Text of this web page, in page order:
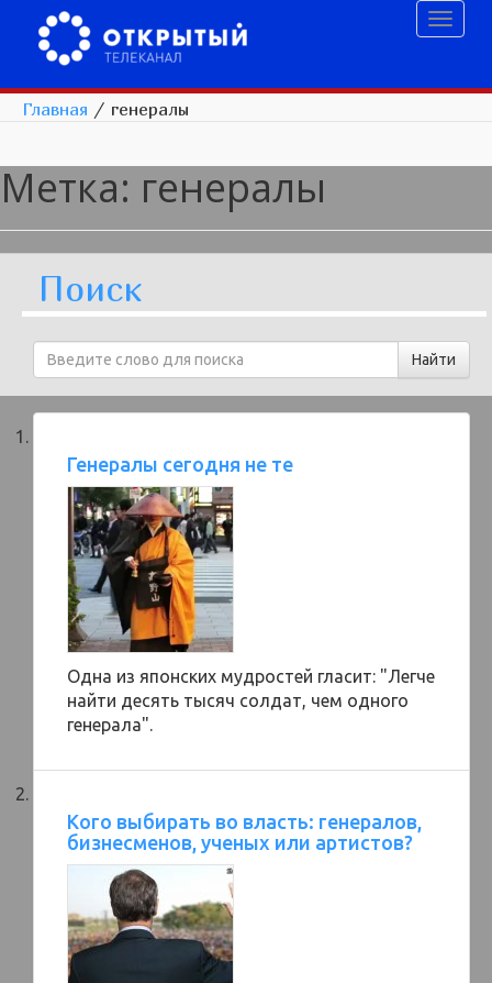
Главная / генералы
Метка: генералы
Поиск
Генералы сегодня не те
Одна из японских мудростей гласит: "Легче
найти десять тысяч солдат, чем одного
генерала".
Кого выбирать во власть: генералов,
бизнесменов, ученых или артистов?